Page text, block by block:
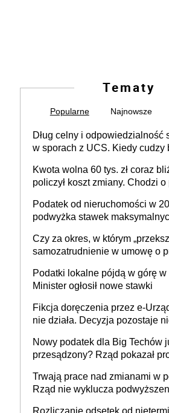
Tematy
Popularne Najnowsze
Dług celny i odpowiedzialność
w sporach z UCS. Kiedy cudzy
Kwota wolna 60 tys. zł coraz
policzył koszt zmiany. Chodzi
Podatek od nieruchomości w
podwyżka stawek
budynków i lokali związanych z
prowadzeniem działalności
Czy za okres, w którym
samozatrudnienie w umowę o
umowy cywilnoprawnej
racjonalnym wyjściem
Podatki lokalne pójdą w górę
Minister ogłosił nowe stawki
Fikcja doręczenia przez e-
nie działa. Decyzja pozostaje
Nowy podatek dla Big Techów
przesądzony? Rząd pokazał
Trwają prace nad zmianami w
Rząd nie wyklucza
Rozliczanie odsetek od